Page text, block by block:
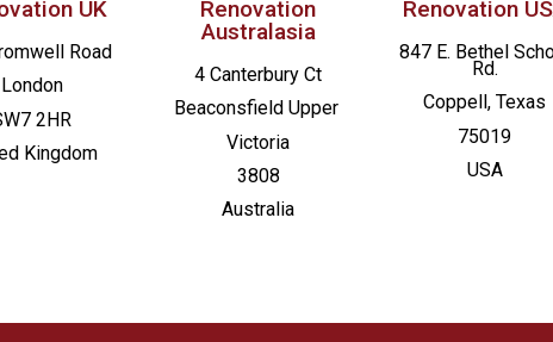
UK
Road
London
2HR
Kingdom
Renovation
Australasia
4 Canterbury Ct
Beaconsfield Upper
Victoria
3808
Australia
Renovation
847 E. Bethel
Rd.
Coppell, Texas
75019
USA